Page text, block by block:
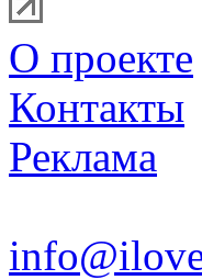
О проекте
Контакты
Реклама